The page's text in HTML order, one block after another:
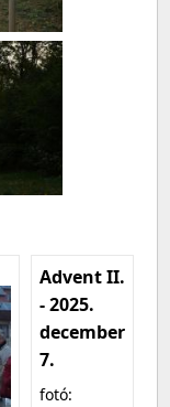
Advent II.
- 2025.
december
7.
fotó: